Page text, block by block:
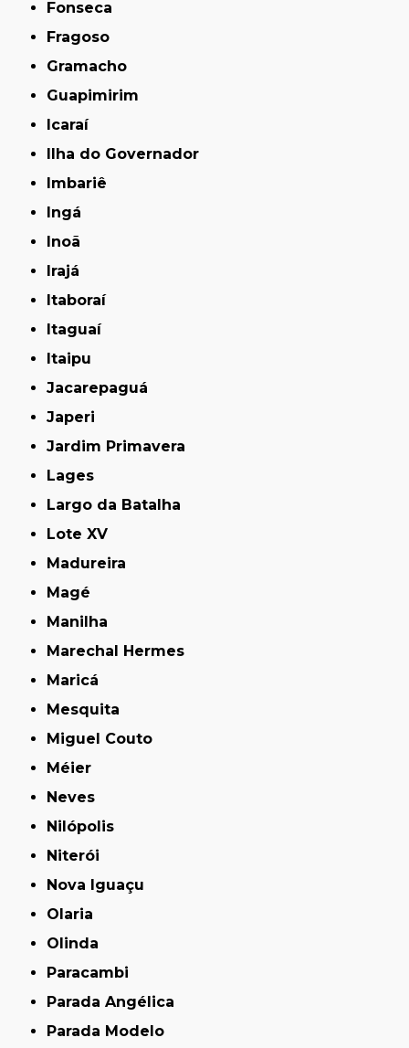
Fonseca
Fragoso
Gramacho
Guapimirim
Icaraí
Ilha do Governador
Imbariê
Ingá
Inoã
Irajá
Itaboraí
Itaguaí
Itaipu
Jacarepaguá
Japeri
Jardim Primavera
Lages
Largo da Batalha
Lote XV
Madureira
Magé
Manilha
Marechal Hermes
Maricá
Mesquita
Miguel Couto
Méier
Neves
Nilópolis
Niterói
Nova Iguaçu
Olaria
Olinda
Paracambi
Parada Angélica
Parada Modelo